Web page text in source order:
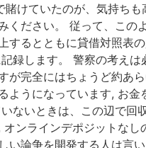
けていたのが、気持ち
ください。 従って、こ
するとともに貸借対照表
録します。 警察の考え
が完全にはちょうど約あ
ようになっています, お
ないときは、この辺で
ンラインデポジットな
い論争を開発する人は言